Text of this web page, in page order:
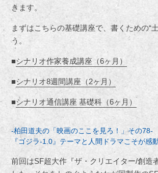
きます。
まずはこちらの基礎講座で、書くための“
う。
■シナリオ作家養成講座（6ヶ月）
■シナリオ8週間講座（2ヶ月）
■シナリオ通信講座 基礎科（6ヶ月）
-柏田道夫の「映画のここを見ろ！」その78-
『ゴジラ-1.0』テーマと人間ドラマこそが感
前回はSF超大作『ザ・クリエイター/創造